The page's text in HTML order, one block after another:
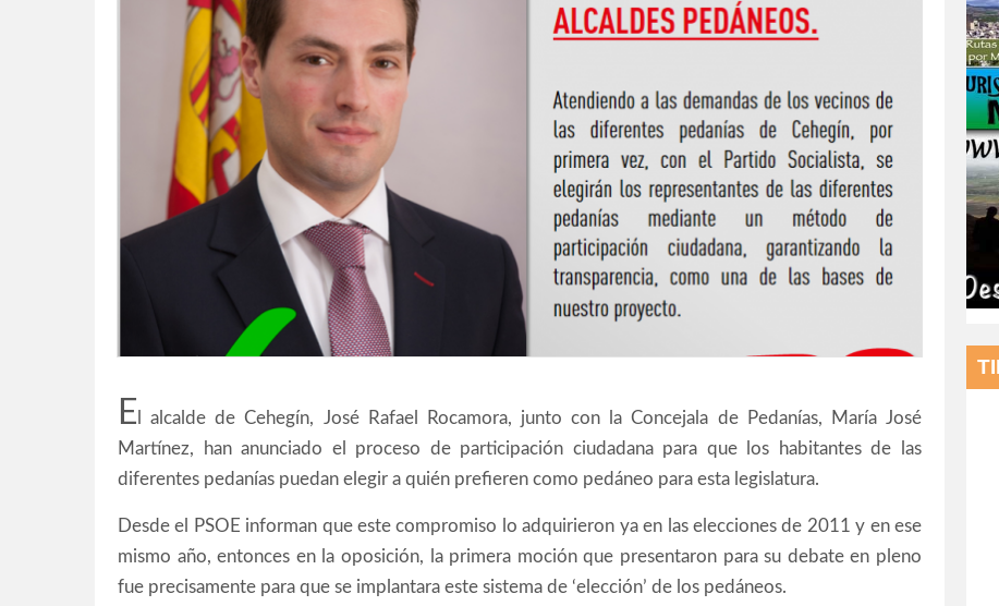
E l alcalde de Cehegín, José Rafael Rocamora, junto con la Concejala de Pedanías, María José
Martínez, han anunciado el proceso de participación ciudadana para que los habitantes de las
diferentes pedanías puedan elegir a quién prefieren como pedáneo para esta legislatura.
Desde el PSOE informan que este compromiso lo adquirieron ya en las elecciones de 2011 y en ese
mismo año, entonces en la oposición, la primera moción que presentaron para su debate en pleno
fue precisamente para que se implantara este sistema de ‘elección’ de los pedáneos.